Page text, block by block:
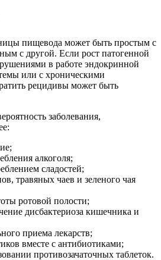
пищевода может быть простым с
с другой. Если рост патогенной
в работе эндокринной
или с хроническими
рецидивы может быть
заболевания,
алкоголя;
сладостей;
травяных чаев и зеленого чая
ротовой полости;
дисбактериоза кишечника и
приема лекарств;
вместе с антибиотиками;
противозачаточных таблеток.